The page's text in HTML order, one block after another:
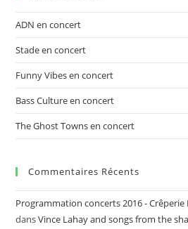
ADN en concert
Stade en concert
Funny Vibes en concert
Bass Culture en concert
The Ghost Towns en concert
Commentaires Récents
Programmation concerts 2016 -
dansVince Lahay and songs from the